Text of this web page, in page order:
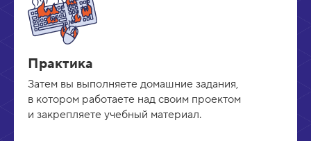
Практика
Затем вы выполняете домашние задания,
в котором работаете над своим проектом
и закрепляете учебный материал.